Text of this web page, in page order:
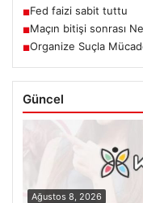
■Fed faizi sabit tuttu
■Maçın bitişi sonrası
■Organize Suçla
Güncel
Ağustos 8, 2026